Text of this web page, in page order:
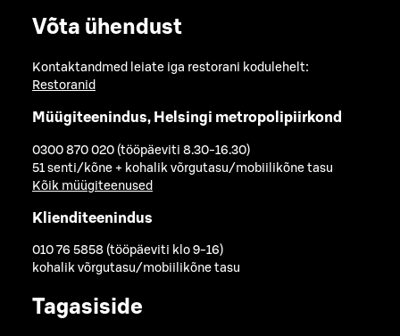
Võta ühendust
Kontaktandmed leiate iga restorani kodulehelt:
Restoranid
Müügiteenindus, Helsingi metropolipiirkond
0300 870 020 (tööpäeviti 8.30-16.30)
51 senti/kõne + kohalik võrgutasu/mobiilikõne tasu
Kõik müügiteenused
Klienditeenindus
010 76 5858 (tööpäeviti klo 9-16)
kohalik võrgutasu/mobiilikõne tasu
Tagasiside